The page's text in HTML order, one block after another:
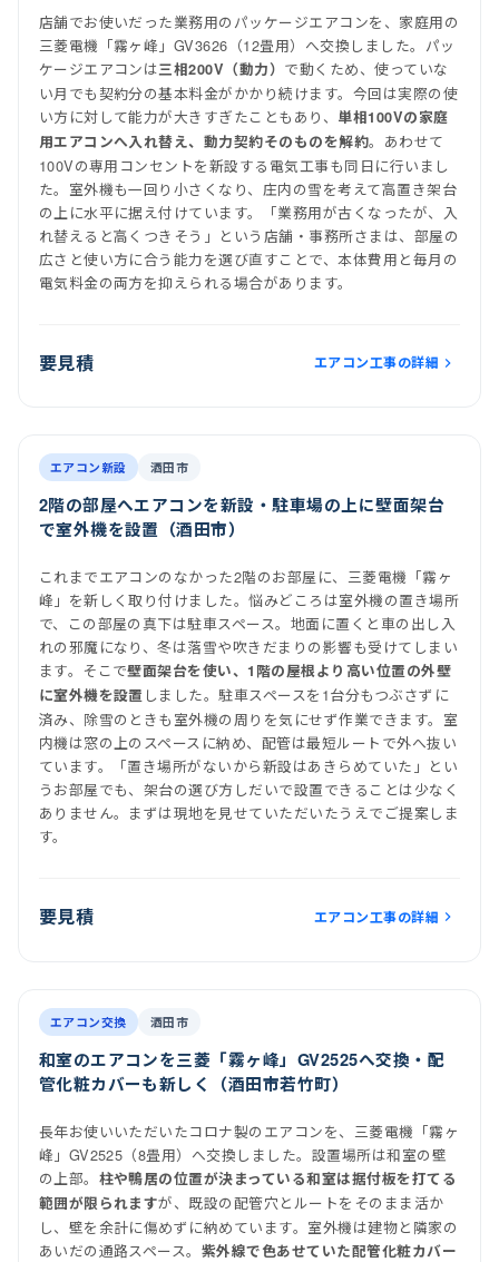
店舗でお使いだった業務用のパッケージエアコンを、家庭用の
三菱電機「霧ヶ峰」GV3626（12畳用）へ交換しました。パッ
ケージエアコンは三相200V（動力） で動くため、使っていな
い月でも契約分の基本料金がかかり続けます。今回は実際の使
い方に対して能力が大きすぎたこともあり、 単相100Vの家庭
用エアコンへ入れ替え、動力契約そのものを解約。あわせて
100Vの専用コンセントを新設する電気工事も同日に行いまし
た。室外機も一回り小さくなり、庄内の雪を考えて高置き架台
の上に水平に据え付けています。「業務用が古くなったが、入
れ替えると高くつきそう」という店舗・事務所さまは、部屋の
広さと使い方に合う能力を選び直すことで、本体費用と毎月の
電気料金の両方を抑えられる場合があります。
要見積 エアコン工事の詳細
施工後
エアコン新設 酒田市
2階の部屋へエアコンを新設・駐車場の上に壁面架台
で室外機を設置（酒田市）
これまでエアコンのなかった2階のお部屋に、三菱電機「霧ヶ
峰」を新しく取り付けました。悩みどころは室外機の置き場所
で、この部屋の真下は駐車スペース。地面に置くと車の出し入
れの邪魔になり、冬は落雪や吹きだまりの影響も受けてしまい
ます。そこで壁面架台を使い、1階の屋根より高い位置の外壁
に室外機を設置 しました。駐車スペースを1台分もつぶさずに
済み、除雪のときも室外機の周りを気にせず作業できます。室
内機は窓の上のスペースに納め、配管は最短ルートで外へ抜い
ています。「置き場所がないから新設はあきらめていた」とい
うお部屋でも、架台の選び方しだいで設置できることは少なく
ありません。まずは現地を見せていただいたうえでご提案しま
す。
要見積 エアコン工事の詳細
施工後
エアコン交換 酒田市
和室のエアコンを三菱「霧ヶ峰」GV2525へ交換・配
管化粧カバーも新しく（酒田市若竹町）
長年お使いいただいたコロナ製のエアコンを、三菱電機「霧ヶ
峰」GV2525（8畳用）へ交換しました。設置場所は和室の壁
の上部。 柱や鴨居の位置が決まっている和室は据付板を打てる
範囲が限られますが、既設の配管穴とルートをそのまま活か
し、壁を余計に傷めずに納めています。室外機は建物と隣家の
あいだの通路スペース。 紫外線で色あせていた配管化粧カバー